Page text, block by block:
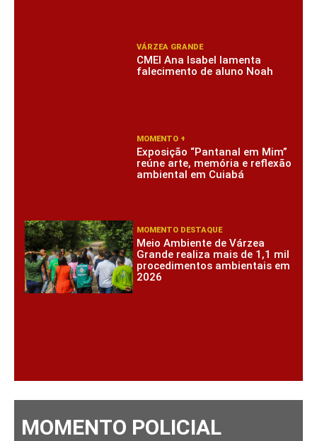
VÁRZEA GRANDE
CMEI Ana Isabel lamenta
falecimento de aluno Noah
MOMENTO +
Exposição “Pantanal em Mim”
reúne arte, memória e reflexão
ambiental em Cuiabá
MOMENTO DESTAQUE
Meio Ambiente de Várzea
Grande realiza mais de 1,1 mil
procedimentos ambientais em
2026
MOMENTO POLICIAL